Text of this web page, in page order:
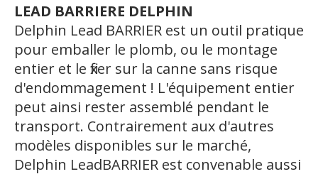
LEAD BARRIERE DELPHIN
Delphin Lead BARRIER est un outil pratique
pour emballer le plomb, ou le montage
entier et le fixer sur la canne sans risque
d'endommagement ! L'équipement entier
peut ainsi rester assemblé pendant le
transport. Contrairement aux d'autres
modèles disponibles sur le marché,
Delphin LeadBARRIER est convenable aussi